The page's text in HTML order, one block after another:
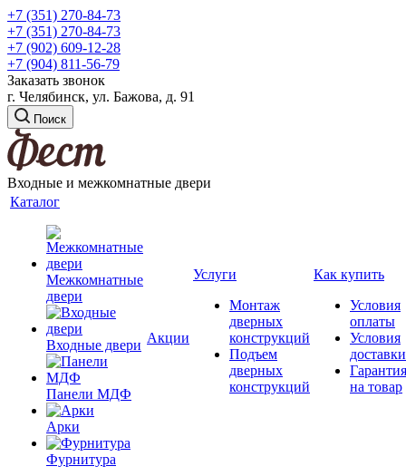
+7 (351) 270-84-73
+7 (351) 270-84-73
+7 (902) 609-12-28
+7 (904) 811-56-79
Заказать звонок
г. Челябинск, ул. Бажова, д. 91
Поиск
Входные и межкомнатные двери
Каталог
Межкомнатные
двери
Входные двери
Панели МДФ
Арки
Фурнитура
Акции
Услуги
Монтаж
дверных
конструкций
Подъем
дверных
конструкций
Как купить
Условия
оплаты
Условия
доставки
Гарантия
на товар